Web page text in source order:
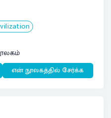
என் நூலகத்தில் சேர்க்க